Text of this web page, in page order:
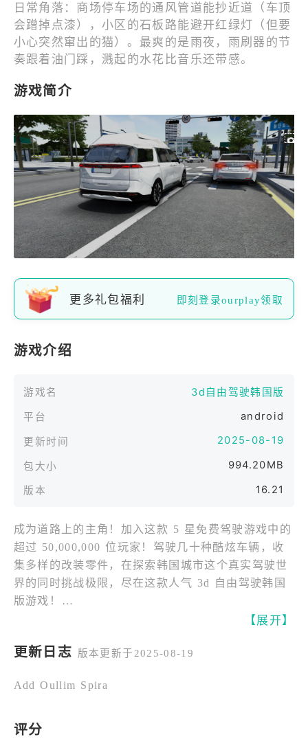
日常角落：商场停车场的通风管道能抄近道（车顶
会蹭掉点漆），小区的石板路能避开红绿灯（但要
小心突然窜出的猫）。最爽的是雨夜，雨刷器的节
奏跟着油门踩，溅起的水花比音乐还带感。
游戏简介
更多礼包福利 即刻登录ourplay领取
游戏介绍
游戏名
3d自由驾驶韩国版
平台
android
更新时间 2025-08-19
包大小 994.20MB
版本 16.21
成为道路上的主角！加入这款 5 星免费驾驶游戏中的
超过 50,000,000 位玩家！驾驶几十种酷炫车辆，收
集多样的改装零件，在探索韩国城市这个真实驾驶世
界的同时挑战极限，尽在这款人气 3d 自由驾驶韩国
版游戏！​
驾驶几十种酷炫车辆 – 享受自由驾驶，它们操作简
收集改装零件 - 组装车辆、升级性能，发现它们的特
畅玩每日挑战 - 每次打开游戏都有新任务！​
在手机上探索韩国城市 - 沉醉在逼真的 3D 图像与动
【展开】
更新日志 版本更新于2025-08-19
Add Oullim Spira
评分